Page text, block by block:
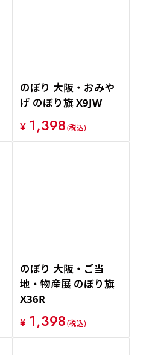
のぼり 大阪・おみや
げ のぼり旗 X9JW
¥ 1,398(税込)
のぼり 大阪・ご当
地・物産展 のぼり旗
X36R
¥ 1,398(税込)